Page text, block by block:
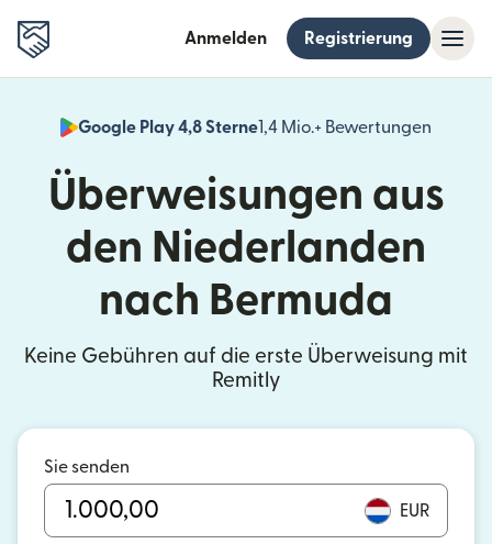
Anmelden Registrierung
Google Play 4,8 Sterne1,4 Mio.+ Bewertungen
Überweisungen aus
den Niederlanden
nach Bermuda
Keine Gebühren auf die erste Überweisung mit
Remitly
Sie senden
EUR